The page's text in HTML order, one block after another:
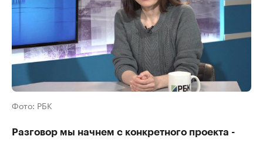
Фото: РБК
Разговор мы начнем с конкретного проекта -